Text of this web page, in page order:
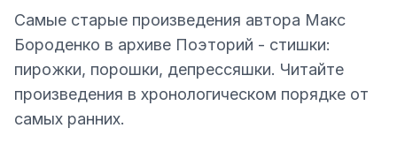
Самые старые произведения автора Макс
Бороденко в архиве Поэторий - стишки:
пирожки, порошки, депрессяшки. Читайте
произведения в хронологическом порядке от
самых ранних.